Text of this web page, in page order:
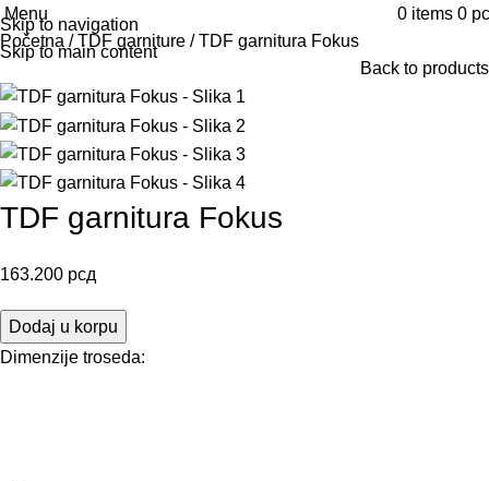
Skip to navigation
Skip to main content
Menu 0 items 0
Početna
TDF garniture
TDF garnitura Fokus
Back to products
TDF garnitura Fokus
163.200 рсд
Dodaj u korpu
Dimenzije troseda: